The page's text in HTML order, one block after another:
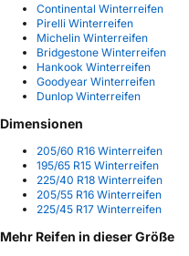
Continental Winterreifen
Pirelli Winterreifen
Michelin Winterreifen
Bridgestone Winterreifen
Hankook Winterreifen
Goodyear Winterreifen
Dunlop Winterreifen
Dimensionen
205/60 R16 Winterreifen
195/65 R15 Winterreifen
225/40 R18 Winterreifen
205/55 R16 Winterreifen
225/45 R17 Winterreifen
Mehr Reifen in dieser Größe